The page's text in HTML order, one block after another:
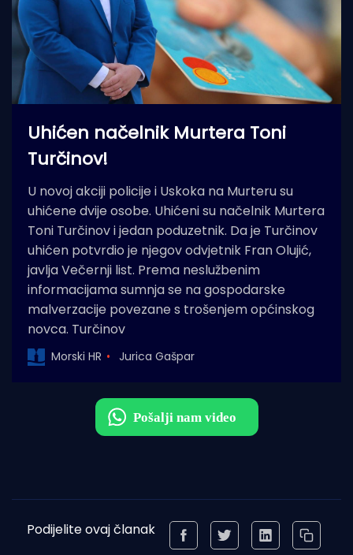
Uhićen načelnik Murtera Toni
Turčinov!
U novoj akciji policije i Uskoka na Murteru su
uhićene dvije osobe. Uhićeni su načelnik Murtera
Toni Turčinov i jedan poduzetnik. Da je Turčinov
uhićen potvrdio je njegov odvjetnik Fran Olujić,
javlja Večernji list. Prema neslužbenim
informacijama sumnja se na gospodarske
malverzacije povezane s trošenjem općinskog
novca. Turčinov
Morski HR Jurica Gašpar
Podijelite ovaj članak